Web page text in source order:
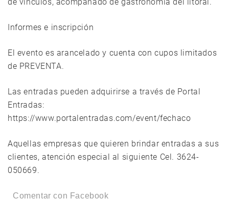
Informes e inscripción
El evento es arancelado y cuenta con cupos limitados
de PREVENTA.
Las entradas pueden adquirirse a través de Portal
Entradas:
https://www.portalentradas.com/event/fechaco
Aquellas empresas que quieren brindar entradas a sus
clientes, atención especial al siguiente Cel. 3624-
050669.
Comentar con Facebook